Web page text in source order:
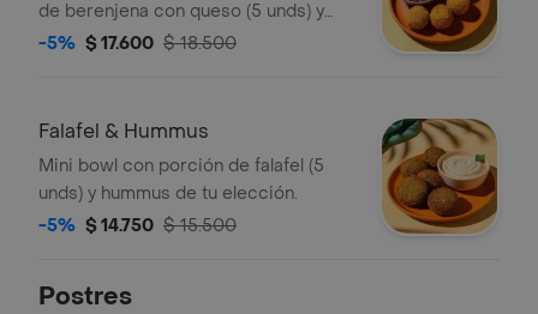
de berenjena con queso (5 unds) y
hummus de tu elección.
-5% $ 17.600 $ 18.500
Falafel & Hummus
Mini bowl con porción de falafel (5
unds) y hummus de tu elección.
-5% $ 14.750 $ 15.500
Postres